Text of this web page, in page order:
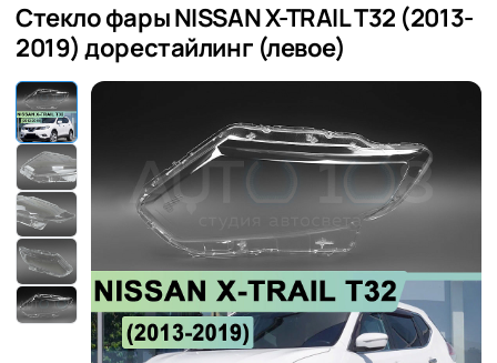
Стекло фары NISSAN X-TRAIL T32 (2013-
2019) дорестайлинг (левое)